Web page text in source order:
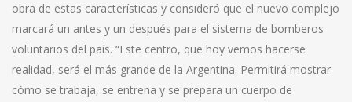
obra de estas características y consideró que el nuevo complejo
marcará un antes y un después para el sistema de bomberos
voluntarios del país. “Este centro, que hoy vemos hacerse
realidad, será el más grande de la Argentina. Permitirá mostrar
cómo se trabaja, se entrena y se prepara un cuerpo de